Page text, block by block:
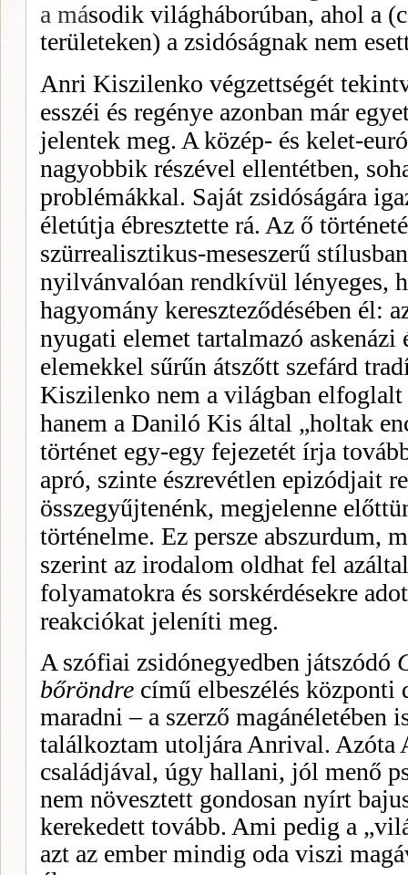
a második világháborúban, ahol a
területeken) a zsidóságnak nem
Anri Kiszilenko végzettségét
esszéi és regénye azonban már
jelentek meg. A közép- és kelet-
nagyobbik részével ellentétben,
problémákkal. Saját zsidóságára
életútja ébresztette rá. Az ő
szürrealisztikus-meseszerű
nyilvánvalóan rendkívül lényeges,
hagyomány kereszteződésében él:
nyugati elemet tartalmazó askenázi
elemekkel sűrűn átszőtt sze­fárd
Kiszi­lenko nem a világban
hanem a Daniló Kis által „holtak
történet egy-egy fejezetét írja
apró, szinte észrevétlen epizódjait
összegyűjtenénk, megjelenne
történelme. Ez persze abszurdum,
szerint az iro­dalom oldhat fel
folyamatokra és sorskérdésekre
reakciókat jeleníti meg.
A szófiai zsidónegyedben játszódó
bőröndre című elbeszélés
maradni – a szerző magánéletében
találkoztam utoljára Anrival. Azóta
család­jával, úgy hallani, jól menő
nem növesztett gondosan nyírt
kerekedett tovább. Ami pedig a
azt az ember mindig oda viszi